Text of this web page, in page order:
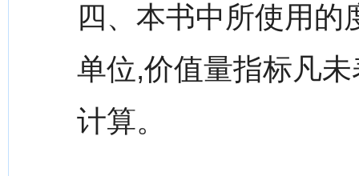
四、本书中所使用
单位,价值量指标凡
计算。